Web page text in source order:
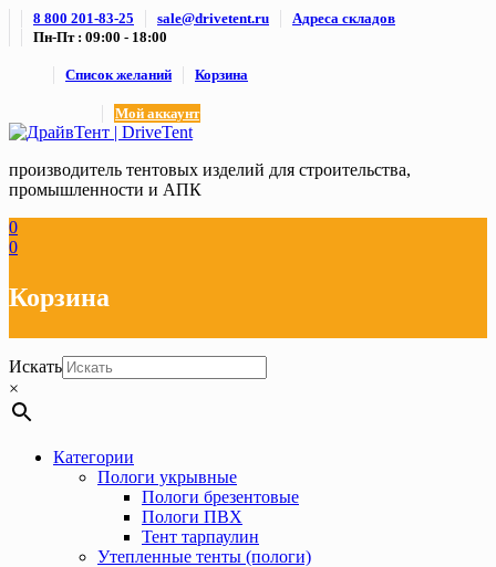
Skip8 800 201-83-25 sale@drivetent.ru
Адреса складов
Пн-Пт : 09:00 - 18:00
Список желаний Корзина
Мой аккаунт
производитель тентовых изделий для строительства,
промышленности и АПК
0
0
Корзина
Искать
×
Категории
Пологи укрывные
Пологи брезентовые
Пологи ПВХ
Тент тарпаулин
Утепленные тенты (пологи)